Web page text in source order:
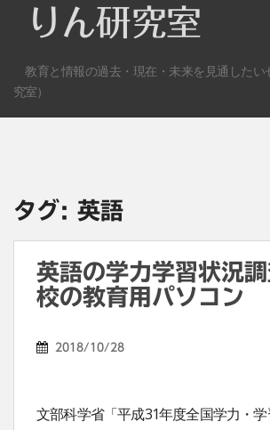
o
りん研究室
教育と情報の過去・現在・未来を見通したい
究室）
タグ: 英語
英語の学力学習状況
校の教育用パソコン
2018/10/28
文部科学省「平成31年度全国学力・